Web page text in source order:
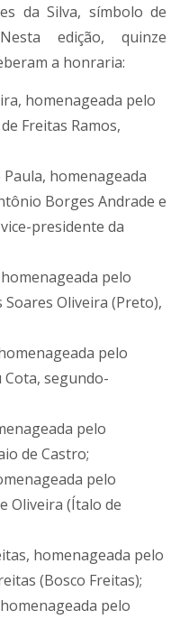
da Silva, símbolo de
edição, quinze
a honraria:
homenageada pelo
Freitas Ramos,
homenageada
Borges Andrade e
presidente da
pelo
Oliveira (Preto),
pelo
segundo-
pelo
de Castro;
pelo
Oliveira (Ítalo de
homenageada pelo
(Bosco Freitas);
pelo